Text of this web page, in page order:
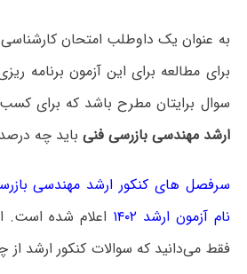
به عنوان یک داوطلب امتحان
برای مطالعه برای این آزمون برنامه
سوال برایتان مطرح باشد که برای
ارشد مهندسی بازرسی فنی باید چه
سرفصل های کنکور ارشد مهندسی
نام آزمون ارشد ۱۴۰۲
اعلام شده است.
فقط می‌دانید که سوالات کنکور ارشد